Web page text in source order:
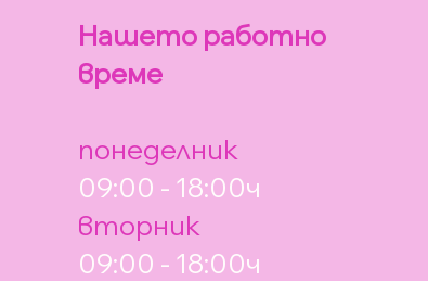
Нашето работно
време
понеделник
09:00 - 18:00ч
вторник
09:00 - 18:00ч